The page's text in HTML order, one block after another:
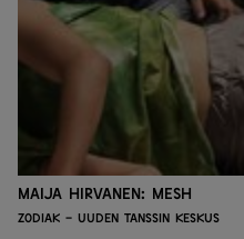
Maija Hirvanen: Mesh
Zodiak - Uuden tanssin keskus